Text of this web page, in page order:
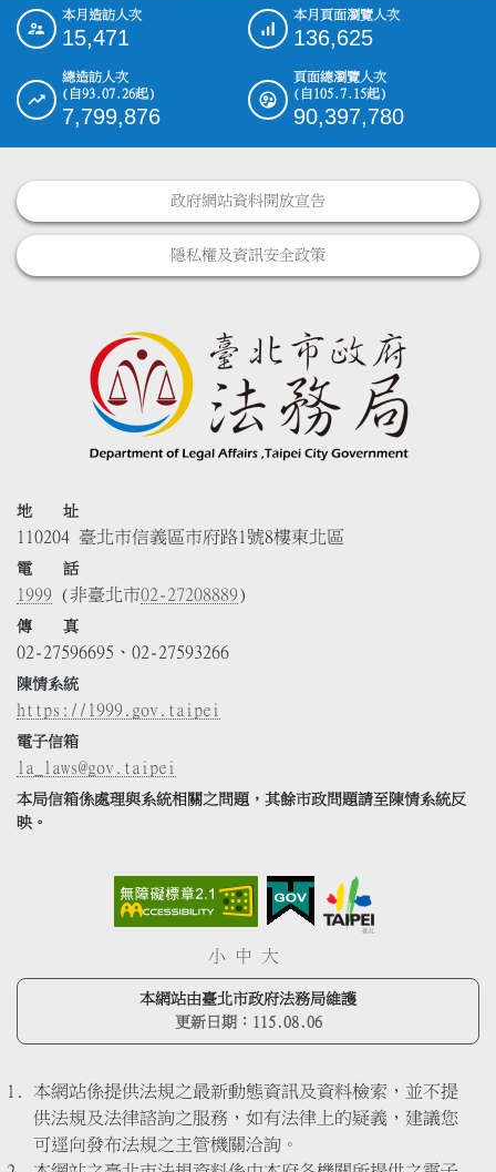
::: 本月造訪人次
15,471
本月頁面瀏覽人次
136,625
總造訪人次
(自93.07.26起)
7,799,876
頁面總瀏覽人次
(自105.7.15起)
90,397,780
政府網站資料開放宣告
隱私權及資訊安全政策
地 址
110204 臺北市信義區市府路1號8樓東北區
電 話
1999 (非臺北市02-27208889)
傳 真
02-27596695、02-27593266
陳情系統
https://1999.gov.taipei
電子信箱
la_laws@gov.taipei
本局信箱係處理與系統相關之問題，其餘市政問題請至陳情系統反
映。
小 中 大
本網站由臺北市政府法務局維護
更新日期： 115.08.06
本網站係提供法規之最新動態資訊及資料檢索，並不提
供法規及法律諮詢之服務，如有法律上的疑義，建議您
可逕向發布法規之主管機關洽詢。